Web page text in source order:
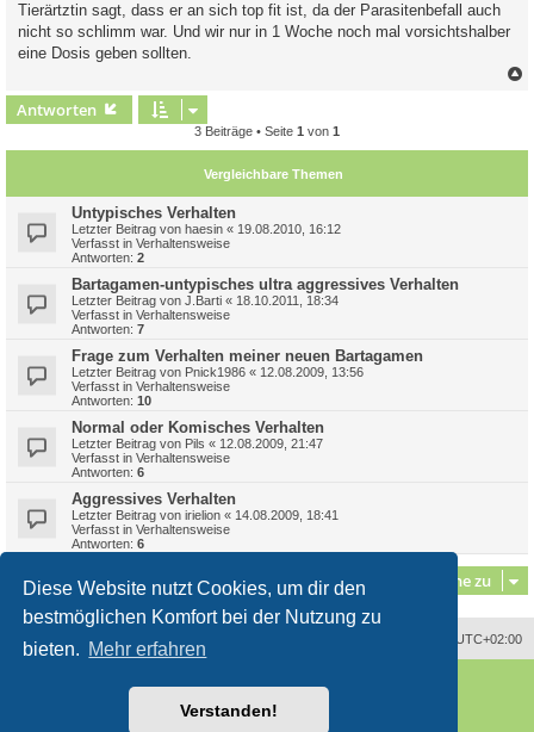
Diese Website nutzt Cookies, um dir den
bestmöglichen Komfort bei der Nutzung zu
bieten. Mehr erfahren
Verstanden!
Tierärtztin sagt, dass er an sich top fit ist, da der Parasitenbefall auch
nicht so schlimm war. Und wir nur in 1 Woche noch mal vorsichtshalber
eine Dosis geben sollten.
Antworten
3 Beiträge • Seite 1 von 1
Vergleichbare Themen
Untypisches Verhalten
Letzter Beitrag von haesin « 19.08.2010, 16:12
Verfasst in Verhaltensweise
Antworten: 2
Bartagamen-untypisches ultra aggressives Verhalten
Letzter Beitrag von J.Barti « 18.10.2011, 18:34
Verfasst in Verhaltensweise
Antworten: 7
Frage zum Verhalten meiner neuen Bartagamen
Letzter Beitrag von Pnick1986 « 12.08.2009, 13:56
Verfasst in Verhaltensweise
Antworten: 10
Normal oder Komisches Verhalten
Letzter Beitrag von Pils « 12.08.2009, 21:47
Verfasst in Verhaltensweise
Antworten: 6
Aggressives Verhalten
Letzter Beitrag von irielion « 14.08.2009, 18:41
Verfasst in Verhaltensweise
Antworten: 6
Gehe zu
UTC+02:00
Deutsche Übersetzung durch
2017